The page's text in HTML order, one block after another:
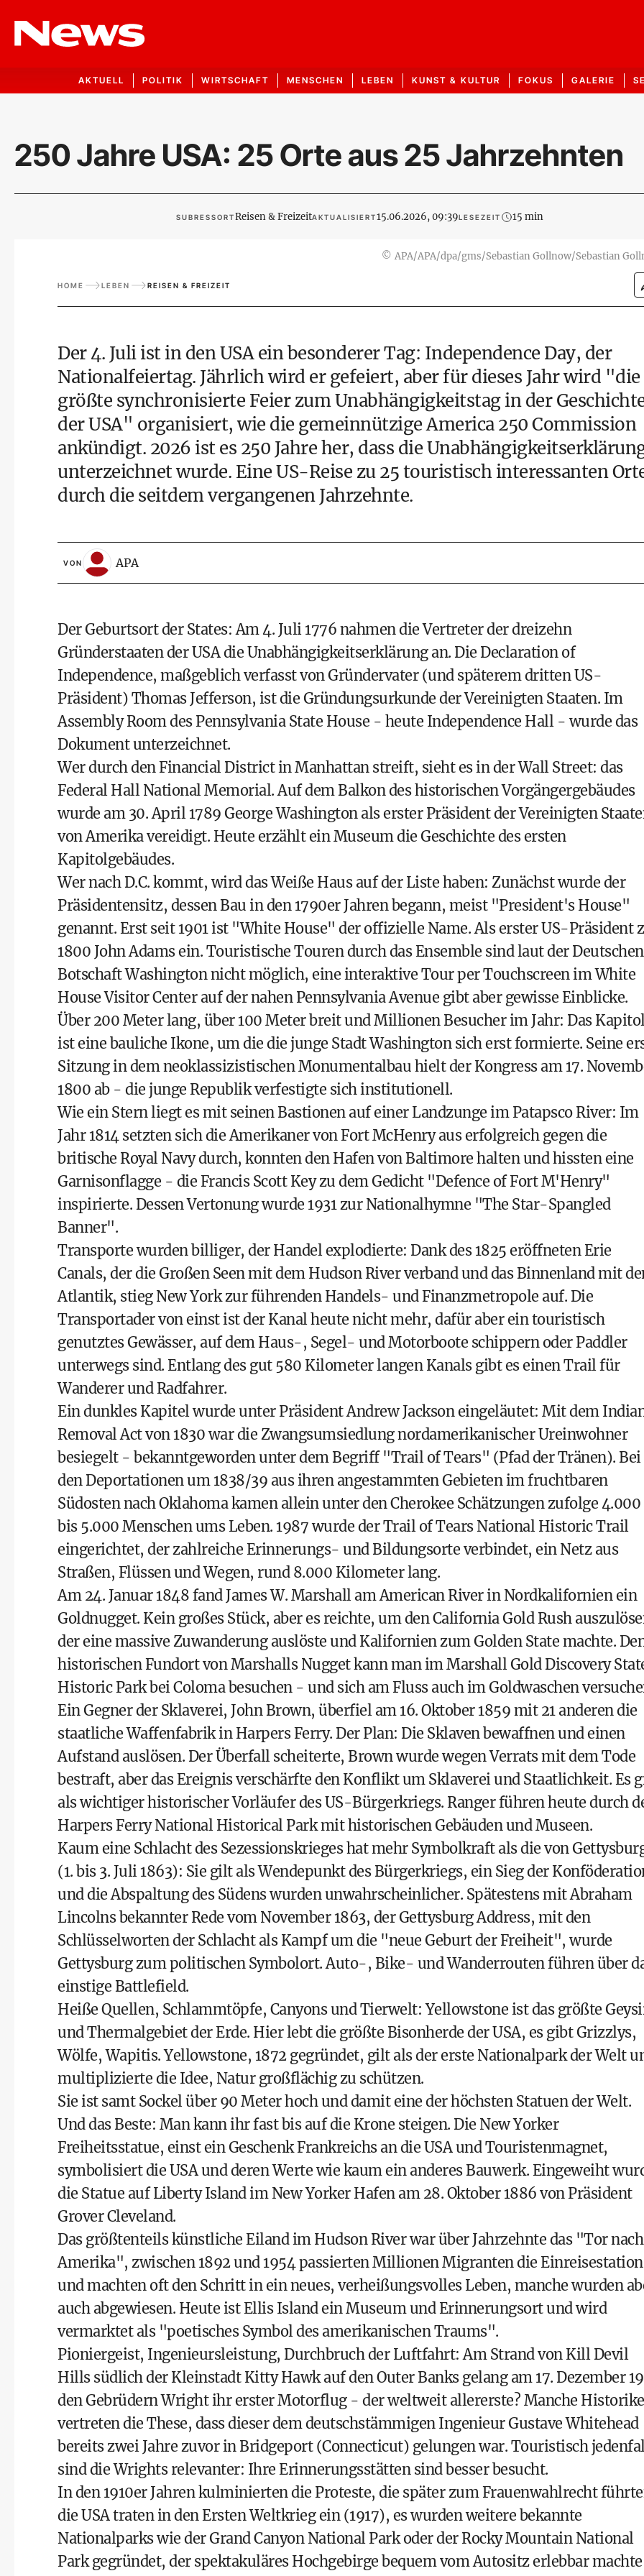
AKTUELL POLITIK WIRTSCHAFT MENSCHEN LEBEN KUNST & KULTUR FOKUS GALERIE
250 Jahre USA: 25 Orte aus 25 Jahrzehnten
SUBRESSORTReisen & FreizeitAKTUALISIERT15.06.2026, 09:39LESEZEIT 15 min
© APA/APA/dpa/gms/Sebastian Gollnow/Sebastian
HOME LEBEN REISEN & FREIZEIT
Der 4. Juli ist in den USA ein besonderer Tag: Independence Day, der
Nationalfeiertag. Jährlich wird er gefeiert, aber für dieses Jahr wird "die
größte synchronisierte Feier zum Unabhängigkeitstag in der
der USA" organisiert, wie die gemeinnützige America 250 Commission
ankündigt. 2026 ist es 250 Jahre her, dass die
unterzeichnet wurde. Eine US-Reise zu 25 touristisch interessanten
durch die seitdem vergangenen Jahrzehnte.
VON APA
Der Geburtsort der States: Am 4. Juli 1776 nahmen die Vertreter der dreizehn
Gründerstaaten der USA die Unabhängigkeitserklärung an. Die Declaration of
Independence, maßgeblich verfasst von Gründervater (und späterem dritten US-
Präsident) Thomas Jefferson, ist die Gründungsurkunde der Vereinigten Staaten. Im
Assembly Room des Pennsylvania State House - heute Independence Hall- wurde das
Dokument unterzeichnet.
Wer durch den Financial District in Manhattan streift, sieht es in der Wall Street: das
Federal HallNational Memorial. Auf dem Balkon des historischen Vorgängergebäudes
wurde am 30. April 1789 George Washington als erster Präsident der Vereinigten
von Amerika vereidigt. Heute erzählt ein Museum die Geschichte des ersten
Kapitolgebäudes.
Wer nach D.C. kommt, wird das Weiße Haus auf der Liste haben: Zunächst wurde der
Präsidentensitz, dessen Bau in den 1790er Jahren begann, meist "President's House"
genannt. Erst seit 1901 ist "White House" der offizielle Name. Als erster US-Präsident
1800 John Adams ein. Touristische Touren durch das Ensemble sind laut der Deutschen
Botschaft Washington nicht möglich, eine interaktive Tour per Touchscreen imWhite
House Visitor Centerauf der nahen Pennsylvania Avenue gibt aber gewisse Einblicke.
Über 200 Meter lang, über 100 Meter breit und Millionen Besucher im Jahr: Das
ist eine bauliche Ikone, um die die junge Stadt Washington sich erst formierte. Seine
Sitzung in dem neoklassizistischen Monumentalbau hielt der Kongress am 17.
1800 ab - die junge Republik verfestigte sich institutionell.
Wie ein Stern liegt es mit seinen Bastionen auf einer Landzunge im Patapsco River: Im
Jahr 1814 setzten sich die Amerikaner vonFort McHenryaus erfolgreich gegen die
britische Royal Navy durch, konnten den Hafen von Baltimore halten und hissten eine
Garnisonflagge - die Francis Scott Key zu dem Gedicht "Defence of Fort M'Henry"
inspirierte. Dessen Vertonung wurde 1931 zur Nationalhymne "The Star-Spangled
Banner".
Transporte wurden billiger, der Handel explodierte: Dank des 1825 eröffneten Erie
Canals, der die Großen Seen mit dem Hudson River verband und das Binnenland mit
Atlantik, stieg New York zur führenden Handels- und Finanzmetropole auf. Die
Transportader von einst ist der Kanal heute nicht mehr, dafür aber ein touristisch
genutztes Gewässer, auf dem Haus-, Segel- und Motorboote schippern oder Paddler
unterwegs sind. Entlang des gut 580 Kilometer langen Kanals gibt es einen Trail für
Wanderer und Radfahrer.
Ein dunkles Kapitel wurde unter Präsident Andrew Jackson eingeläutet: Mit dem
Removal Act von 1830 war die Zwangsumsiedlung nordamerikanischer Ureinwohner
besiegelt - bekanntgeworden unter dem Begriff "Trail of Tears" (Pfad der Tränen). Bei
den Deportationen um 1838/39 aus ihren angestammten Gebieten im fruchtbaren
Südosten nach Oklahoma kamen allein unter den Cherokee Schätzungen zufolge 4.000
bis 5.000 Menschen ums Leben. 1987 wurde derTrail of Tears National Historic Trail
eingerichtet, der zahlreiche Erinnerungs- und Bildungsorte verbindet, ein Netz aus
Straßen, Flüssen und Wegen, rund 8.000 Kilometer lang.
Am 24. Januar 1848 fand James W. Marshall am American River in Nordkalifornien ein
Goldnugget. Kein großes Stück, aber es reichte, um den California Gold Rush
der eine massive Zuwanderung auslöste und Kalifornien zum Golden State machte.
historischen Fundort von Marshalls Nugget kann man im Marshall Gold Discovery
Historic Park bei Coloma besuchen - und sich am Fluss auch im Goldwaschen
Ein Gegner der Sklaverei, John Brown, überfiel am 16. Oktober 1859 mit 21 anderen die
staatliche Waffenfabrik in Harpers Ferry. Der Plan: Die Sklaven bewaffnen und einen
Aufstand auslösen. Der Überfall scheiterte, Brown wurde wegen Verrats mit dem Tode
bestraft, aber das Ereignis verschärfte den Konflikt um Sklaverei und Staatlichkeit. Es
als wichtiger historischer Vorläufer des US-Bürgerkriegs. Ranger führen heute durch
Harpers Ferry National Historical Park mit historischen Gebäuden und Museen.
Kaum eine Schlacht des Sezessionskrieges hat mehr Symbolkraft als die von
(1. bis 3. Juli 1863): Sie gilt als Wendepunkt des Bürgerkriegs, ein Sieg der
und die Abspaltung des Südens wurden unwahrscheinlicher. Spätestens mit Abraham
Lincolns bekannter Rede vom November 1863, der Gettysburg Address, mit den
Schlüsselworten der Schlacht als Kampf um die "neue Geburt der Freiheit", wurde
Gettysburg zum politischen Symbolort. Auto-, Bike- und Wanderrouten führenüber
einstige Battlefield.
Heiße Quellen, Schlammtöpfe, Canyons und Tierwelt: Yellowstone ist das größte
und Thermalgebiet der Erde. Hier lebt die größte Bisonherde der USA, es gibt Grizzlys,
Wölfe, Wapitis.Yellowstone, 1872 gegründet, gilt als der erste Nationalpark der Welt
multiplizierte die Idee, Natur großflächig zu schützen.
Sie ist samt Sockel über 90 Meter hoch und damit eine der höchsten Statuen der Welt.
Und das Beste: Man kann ihr fast bis auf die Krone steigen. Die New Yorker
Freiheitsstatue, einst ein Geschenk Frankreichs an die USA und Touristenmagnet,
symbolisiert die USA und deren Werte wie kaum ein anderes Bauwerk. Eingeweiht
die Statue auf Liberty Island im New Yorker Hafen am 28. Oktober 1886 von Präsident
Grover Cleveland.
Das größtenteils künstliche Eiland im Hudson River war über Jahrzehnte das "Tor nach
Amerika", zwischen 1892 und 1954 passierten Millionen Migranten die Einreisestation
und machten oft den Schritt in ein neues, verheißungsvolles Leben, manche wurden
auch abgewiesen. Heute ist Ellis Islandein Museum und Erinnerungsort und wird
vermarktet als "poetisches Symbol des amerikanischen Traums".
Pioniergeist, Ingenieursleistung, Durchbruch der Luftfahrt: Am Strand von Kill Devil
Hills südlich der Kleinstadt Kitty Hawk auf den Outer Banks gelang am 17. Dezember
den Gebrüdern Wright ihr erster Motorflug - der weltweit allererste? Manche
vertreten die These, dass dieser dem deutschstämmigen Ingenieur Gustave Whitehead
bereits zwei Jahre zuvor in Bridgeport (Connecticut) gelungen war. Touristisch
sind die Wrights relevanter: Ihre Erinnerungsstättensind besser besucht.
In den 1910er Jahren kulminierten die Proteste, die später zum Frauenwahlrecht
die USA traten in den Ersten Weltkrieg ein (1917), es wurden weitere bekannte
Nationalparks wie der Grand Canyon National Park oder der Rocky Mountain National
Park gegründet, der spektakuläres Hochgebirge bequem vom Autositz erlebbar